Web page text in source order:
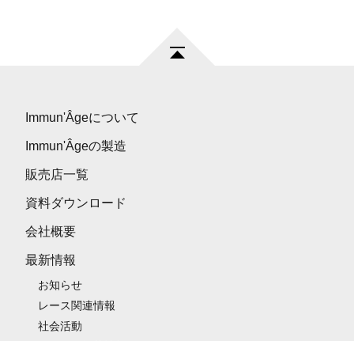
Immun'Âgeについて
Immun'Âgeの製造
販売店一覧
資料ダウンロード
会社概要
最新情報
お知らせ
レース関連情報
社会活動